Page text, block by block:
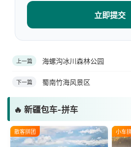
立即提交
上一篇 海螺沟冰川森林公园
下一篇 蜀南竹海风景区
🔥 新疆包车-拼车
散客拼团 小车